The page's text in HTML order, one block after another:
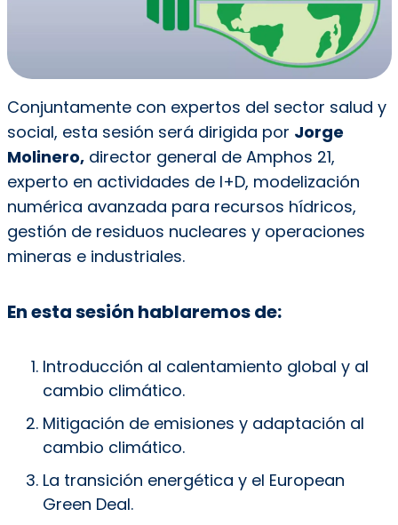
Conjuntamente con expertos del sector salud y
social, esta sesión será dirigida por Jorge
Molinero,director general de Amphos 21,
experto en actividades de I+D, modelización
numérica avanzada para recursos hídricos,
gestión de residuos nucleares y operaciones
mineras e industriales.
En esta sesión hablaremos de:
Introducción al calentamiento global y al
cambio climático.
Mitigación de emisiones y adaptación al
cambio climático.
La transición energética y el European
Green Deal.